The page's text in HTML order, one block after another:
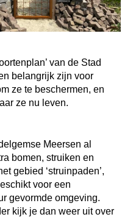
van de Stad
belangrijk zijn voor
ze te beschermen, en
ze nu leven.
Meersen al
bomen, struiken en
gebied ‘struinpaden’,
voor een
gevormde omgeving.
kijk je dan weer uit over